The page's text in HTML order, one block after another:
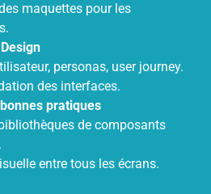
maquettes pour les
personas, user journey.
des interfaces.
pratiques
de composants
entre tous les écrans.